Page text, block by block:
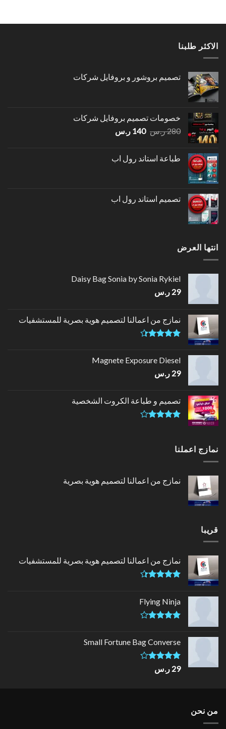
الاكثر طلبنا
تصميم بروشور و بروفايل شركات
خصومات تصميم بروفايل شركات
280ر.س السعر
280 ر.س.
140 ر.سالسعر
140 ر.س.طباعة استاند رول اب
تصميم استاند رول اب
انتها العرض
Daisy Bag Sonia by Sonia Rykiel
29 ر.س
نمازج من اعمالنا لتصميم هوية بصرية للمستشفيات
5
Magnete Exposure Diesel
29 ر.س
تصميم و طباعة الكروت الشخصية
5
نمازج اعملنا
نمازج من اعمالنا لتصميم هوية بصرية
قريبا
نمازج من اعمالنا لتصميم هوية بصرية للمستشفيات
5
Flying Ninja
5
Small Fortune Bag Converse
تم
التقييم
29 ر.س
من نحن